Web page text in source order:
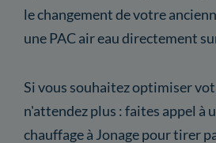
le changement de votre
une PAC air eau directement
Si vous souhaitez optimiser
n'attendez plus : faites appel à
chauffage à Jonage pour tirer